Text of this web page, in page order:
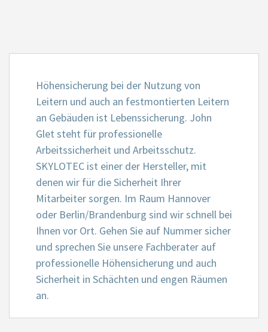
Höhensicherung bei der Nutzung von
Leitern und auch an festmontierten Leitern
an Gebäuden ist Lebenssicherung. John
Glet steht für professionelle
Arbeitssicherheit und Arbeitsschutz.
SKYLOTEC ist einer der Hersteller, mit
denen wir für die Sicherheit Ihrer
Mitarbeiter sorgen. Im Raum Hannover
oder Berlin/Brandenburg sind wir schnell bei
Ihnen vor Ort. Gehen Sie auf Nummer sicher
und sprechen Sie unsere Fachberater auf
professionelle Höhensicherung und auch
Sicherheit in Schächten und engen Räumen
an.